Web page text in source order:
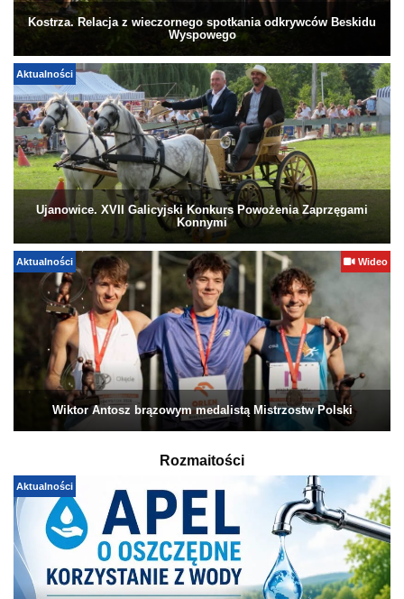
Kostrza. Relacja z wieczornego spotkania odkrywców Beskidu
Wyspowego
Aktualności
Ujanowice. XVII Galicyjski Konkurs Powożenia Zaprzęgami
Konnymi
Aktualności Wideo
Wiktor Antosz brązowym medalistą Mistrzostw Polski
Rozmaitości
Aktualności